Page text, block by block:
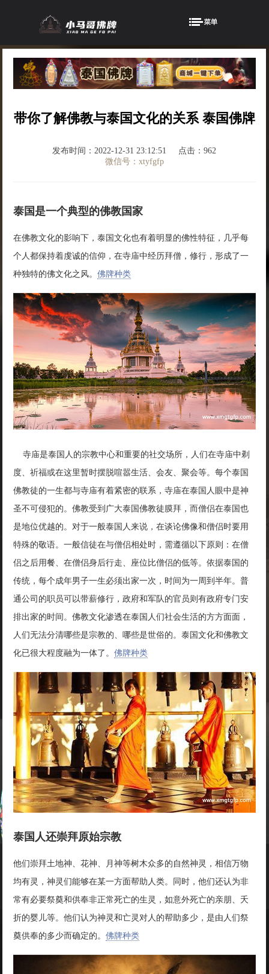
带你了解佛教与泰国文化的关系 泰国佛牌
发布时间：2022-12-31 23:12:51
点击：962
微信号：xtyfgfp
泰国是一个典型的佛教国家
在佛教文化的影响下，泰国文化也有着明显的佛性特征，几乎每
个人都保持着虔诚的信仰，在寺庙中经历拜僧，修行，形成了一
种独特的佛文化之风。佛牌种类
寺庙是泰国人的宗教中心和重要的社交场所，人们在寺庙中剃
度、祈福或在这里暂时摆脱喧嚣生活、会友、聚会等。每个泰国
佛教徒的一生都与寺庙有着紧密的联系，寺庙在泰国人眼中是神
圣不可侵犯的。佛教受到广大泰国佛教徒膜拜，而僧侣在泰国也
是地位优越的。对于一般泰国人来说，在谈论佛像和僧侣时要用
特殊的敬语。一般信徒在与僧侣相处时，需遵循以下原则：在僧
侣之后用餐、在僧侣身后行走、座位比僧侣的低等。依据泰国的
传统，每个成年男子一生必须出家一次，时间为一周到半年。普
通公司的职员可以带薪修行，政府和军队的官员则有政府专门安
排出家的时间。佛教文化渗透在泰国人们社会生活的方方面面，
人们无法分清哪些是宗教的、哪些是世俗的。泰国文化和佛教文
化已很大程度融为一体了。佛牌种类
泰国人还崇拜原始宗教
他们崇拜土地神、花神、月神等树木众多的自然神灵，相信万物
均有灵，神灵们能够在某一方面帮助人类。同时，他们还认为非
常有必要祭奠和供奉非正常死亡的生灵，如意外死亡的亲朋、夭
折的婴儿等。他们认为神灵和亡灵对人的帮助多少，是由人们祭
奠供奉的多少而确定的。佛牌种类